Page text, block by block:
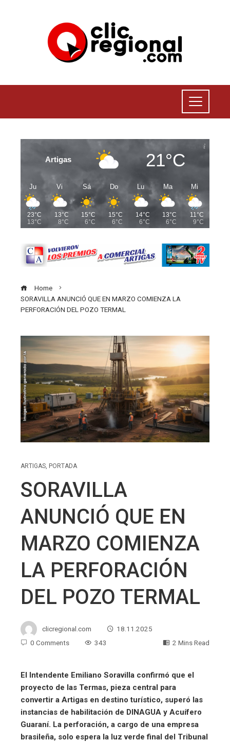
Artigas 21°C
Ju
23°C
13°C
Vi
13°C
8°C
Sá
15°C
6°C
Do
15°C
6°C
Lu
14°C
6°C
Ma
13°C
6°C
Mi
11°C
9°C
Home
SORAVILLA ANUNCIÓ QUE EN MARZO COMIENZA LA
PERFORACIÓN DEL POZO TERMAL
ARTIGAS, PORTADA
SORAVILLA
ANUNCIÓ QUE EN
MARZO COMIENZA
LA PERFORACIÓN
DEL POZO TERMAL
clicregional.com
18.11.2025
0 Comments
343 2 Mins Read
El Intendente Emiliano Soravilla confirmó que el
proyecto de las Termas, pieza central para
convertir a Artigas en destino turístico, superó las
instancias de habilitación de DINAGUA y Acuífero
Guaraní. La perforación, a cargo de una empresa
brasileña, solo espera la luz verde final del Tribunal